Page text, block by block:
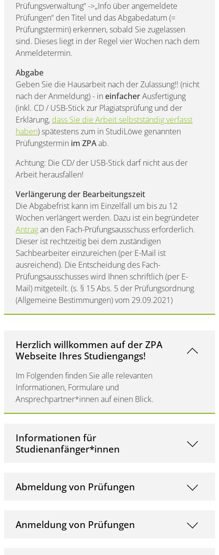
Prüfungsverwaltung“ ->„Info über angemeldete
Prüfungen“ den Titel und das Abgabedatum (=
Prüfungstermin) erkennen, sobald Sie zugelassen
sind. Dieses liegt in der Regel vier Wochen nach dem
Anmeldetermin.
Abgabe
Geben Sie die Hausarbeit nach der Zulassung!! (nicht
nach der Anmeldung) - in einfacherAusfertigung
(inkl. CD / USB-Stick zur Plagiatsprüfung und der
Erklärung, dass Sie die Arbeit selbstständig verfasst
haben) spätestens zum in StudiLöwe genannten
Prüfungstermin im ZPAab.
Achtung: Die CD/ der USB-Stick darf nicht aus der
Arbeit herausfallen!
Verlängerung der Bearbeitungszeit
Die Abgabefrist kann im Einzelfall um bis zu 12
Wochen verlängert werden. Dazu ist ein begründeter
Antragan den Fach-Prüfungsausschuss erforderlich.
Dieser ist rechtzeitig bei dem zuständigen
Sachbearbeiter einzureichen (per E-Mail ist
ausreichend). Die Entscheidung des Fach-
Prüfungsausschusses wird Ihnen schriftlich (per E-
Mail) mitgeteilt. (s. § 15 Abs. 5 der Prüfungsordnung
(Allgemeine Bestimmungen) vom 29.09.2021)
Herzlich willkommen auf der ZPA
Webseite Ihres Studiengangs!
Im Folgenden finden Sie alle relevanten
Informationen, Formulare und
Ansprechpartner*innen auf einen Blick.
Informationen für
Studienanfänger*innen
Abmeldung von Prüfungen
Anmeldung von Prüfungen